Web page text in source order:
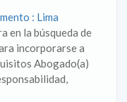
: Lima
en la búsqueda de
incorporarse a
Abogado(a)